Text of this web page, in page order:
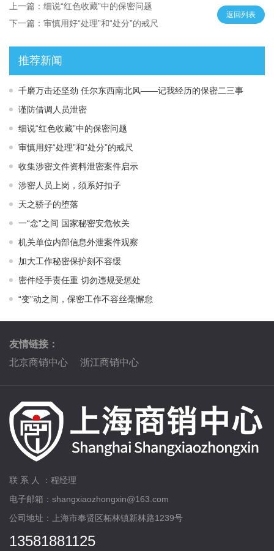
上一篇：细说“红色收藏”中的保密问题
下一篇：审慎用好“处理”和“处分”的戒尺
返回列表
推荐新闻
千磨万击还坚劲 任尔东西南北风——记我经历的保密二三事
谨防借调人员泄密
细说“红色收藏”中的保密问题
审慎用好“处理”和“处分”的戒尺
收集涉密文件资料泄密案件启示
涉密人员上岗，须系好扣子
天之骄子的堕落
一“念”之间 国家秘密安危攸关
机关单位内部信息外泄案件观察
加大工作秘密保护刻不容缓
密件经手责任重 切勿违规受惩处
“变”动之间，保密工作不容丝毫懈怠
友情链接：
北京商销中心
浙江商销中心
联 系 人 ：程经理
电子邮箱：shangxiaozhongxin@163.com
公司地址：上海市奉贤区柘林镇新林路1239号
13581881125